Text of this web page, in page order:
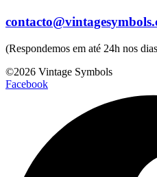
(Respondemos em até 24h nos
©2026 Vintage Symbols
Facebook